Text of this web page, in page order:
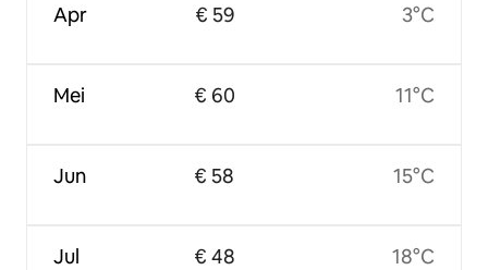
Apr
Mei
Jun
Jul
€ 59
€ 60
€ 58
€ 48
3°C
11°C
15°C
18°C